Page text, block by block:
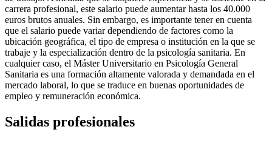
carrera profesional, este salario puede aumentar hasta los 40.000
euros brutos anuales. Sin embargo, es importante tener en cuenta
que el salario puede variar dependiendo de factores como la
ubicación geográfica, el tipo de empresa o institución en la que se
trabaje y la especialización dentro de la psicología sanitaria. En
cualquier caso, el Máster Universitario en Psicología General
Sanitaria es una formación altamente valorada y demandada en el
mercado laboral, lo que se traduce en buenas oportunidades de
empleo y remuneración económica.
Salidas profesionales